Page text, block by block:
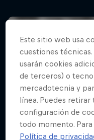
Este sitio web usa
cuestiones
usarán cookies
de terceros) o
mercadotecnia y
línea. Puedes
configuración de
todo momento.
Política de